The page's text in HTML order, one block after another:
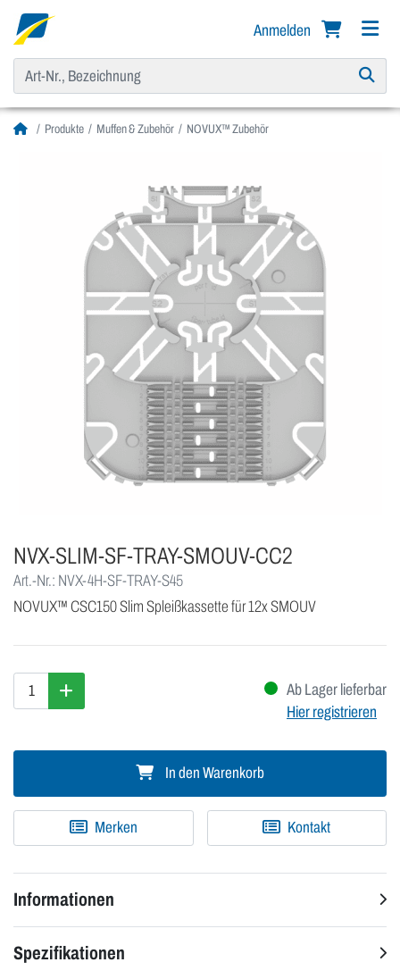
Anmelden
Produkte Muffen & Zubehör NOVUX™ Zubehör
NVX-SLIM-SF-TRAY-SMOUV-CC2
Art.-Nr.: NVX-4H-SF-TRAY-S45
NOVUX™ CSC150 Slim Spleißkassette für 12x SMOUV
Ab Lager lieferbar
Hier registrieren
In den Warenkorb
Merken Kontakt
Informationen
Spezifikationen